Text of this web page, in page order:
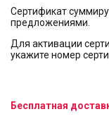
Сертификат
предложениями.
Для активации
укажите номер
Бесплатная